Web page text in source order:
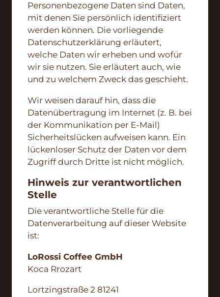
Personenbezogene Daten sind Daten,
mit denen Sie persönlich identifiziert
werden können. Die vorliegende
Datenschutzerklärung erläutert,
welche Daten wir erheben und wofür
wir sie nutzen. Sie erläutert auch, wie
und zu welchem Zweck das geschieht.
Wir weisen darauf hin, dass die
Datenübertragung im Internet (z. B. bei
der Kommunikation per E-Mail)
Sicherheitslücken aufweisen kann. Ein
lückenloser Schutz der Daten vor dem
Zugriff durch Dritte ist nicht möglich.
Hinweis zur verantwortlichen
Stelle
Die verantwortliche Stelle für die
Datenverarbeitung auf dieser Website
ist:
LoRossi Coffee GmbH
Koca Rrozart
Lortzingstraße 2 81241